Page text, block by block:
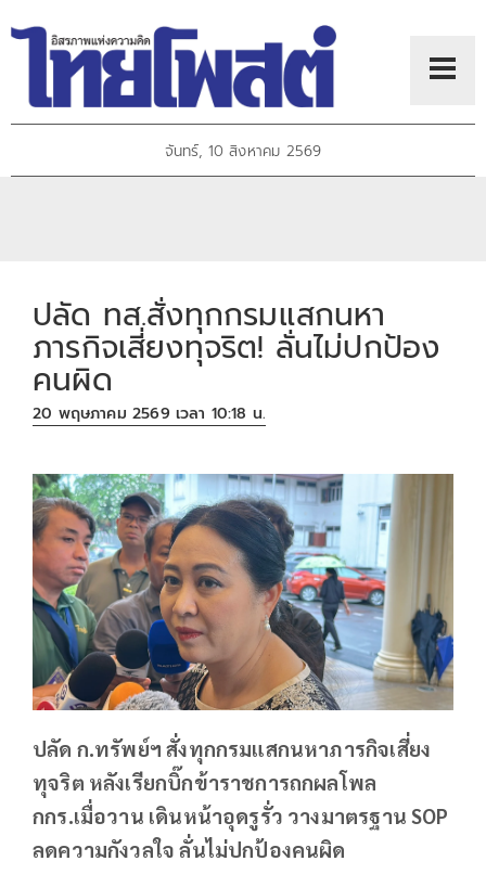
จันทร์, 10 สิงหาคม 2569
ปลัด ทส.สั่งทุกกรมแสกนหา
ภารกิจเสี่ยงทุจริต! ลั่นไม่ปกป้อง
คนผิด
20 พฤษภาคม 2569 เวลา 10:18 น.
ปลัด ก.ทรัพย์ฯ สั่งทุกกรมแสกนหาภารกิจเสี่ยง
ทุจริต หลังเรียกบิ๊กข้าราชการถกผลโพล
กกร.เมื่อวาน เดินหน้าอุดรูรั่ว วางมาตรฐาน SOP
ลดความกังวลใจ ลั่นไม่ปกป้องคนผิด